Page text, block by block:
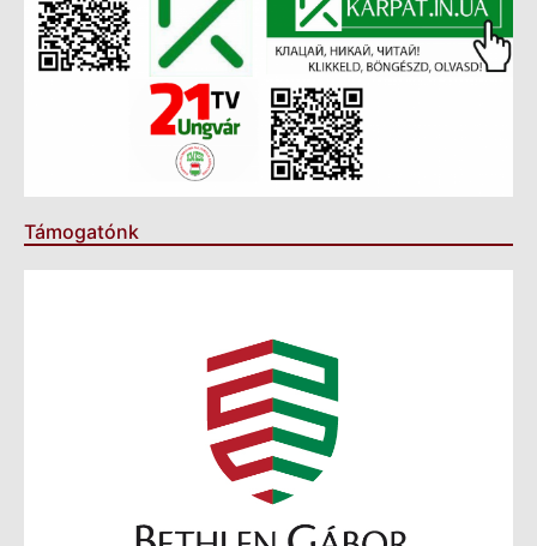
Támogatónk